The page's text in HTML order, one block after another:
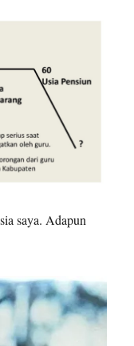
saya. Adapun